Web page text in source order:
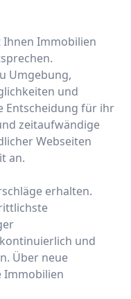
Ihnen Immobilien
Umgebung,
und
Entscheidung für ihr
zeitaufwändige
Webseiten
an.
erhalten.
und
Über neue
Immobilien